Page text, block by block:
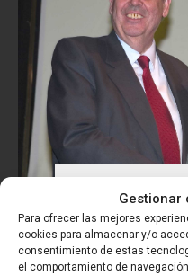
Gestionar
Para ofrecer las mejores
cookies para almacenar y/o
consentimiento de estas
el comportamiento de
Premio
– Jan Mela